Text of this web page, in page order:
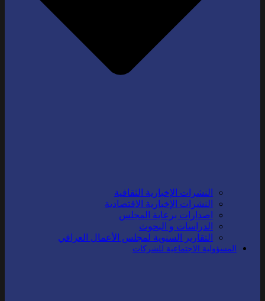
النشرات الإخبارية الثقافية
النشرات الإخبارية الاقتصادية
اصدارات برعاية المجلس
الدراسات و البحوث
التقارير السنوية لمجلس الأعمال العراقي
المسؤولية الاجتماعية للشركات